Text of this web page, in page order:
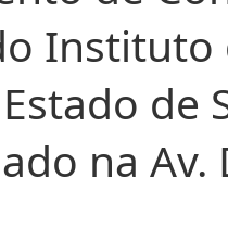
Instituto
de
na